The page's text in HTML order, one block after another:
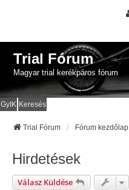
Trial Fórum
Magyar trial kerékpáros fórum
GyIK Keresés
Trial Fórum Fórum kezdőlap
Hirdetések
Válasz Küldése